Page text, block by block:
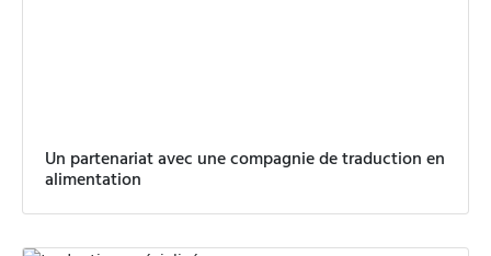
Un partenariat avec une compagnie de traduction en
alimentation